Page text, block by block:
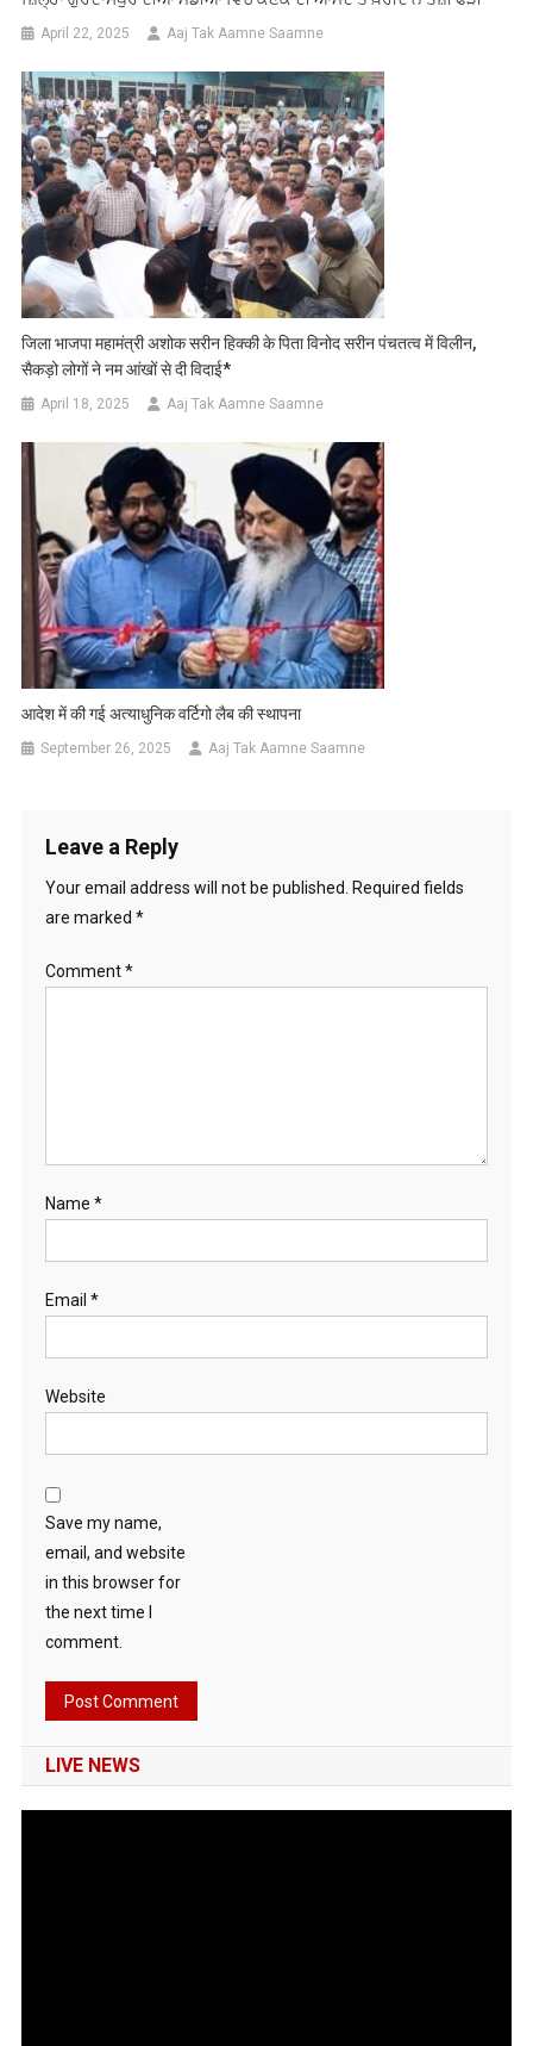
April 22, 2025 Aaj Tak Aamne Saamne
जिला भाजपा महामंत्री अशोक सरीन हिक्की के पिता विनोद सरीन पंचतत्व में विलीन,
सैकड़ो लोगों ने नम आंखों से दी विदाई*
April 18, 2025 Aaj Tak Aamne Saamne
आदेश में की गई अत्याधुनिक वर्टिगो लैब की स्थापना
September 26, 2025 Aaj Tak Aamne Saamne
Leave a Reply
Your email address will not be published.
Required fields
are marked *
Comment*
Name *
Email *
Website
Save my name,
email, and website
in this browser for
the next time I
comment.
LIVE NEWS